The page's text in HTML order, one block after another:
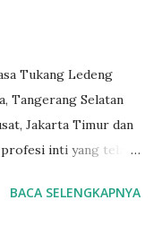
Tukang Ledeng
Tangerang Selatan
Jakarta Timur dan
profesi inti yang telah
BACA SELENGKAPNYA